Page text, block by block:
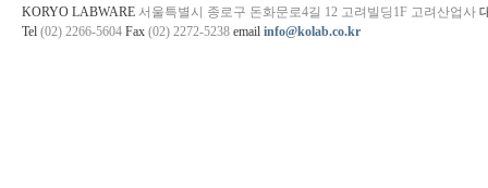
KORYO LABWARE 서울특별시 종로구 돈화문로4길 12 고려빌딩1F 고려산업사
Tel (02) 2266-5604 Fax (02) 2272-5238 email info@kolab.co.kr